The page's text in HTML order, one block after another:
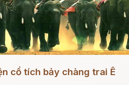
cổ tích bảy chàng trai Ê